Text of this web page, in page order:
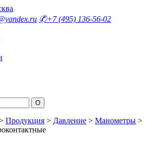
✆+7 (495) 136-56-02
Продукция > Давление > Манометры >